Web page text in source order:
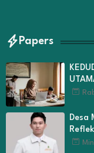
Papers
Desa